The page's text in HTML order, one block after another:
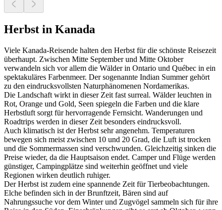
Herbst in Kanada
Viele Kanada-Reisende halten den Herbst für die schönste Reisezeit
überhaupt. Zwischen Mitte September und Mitte Oktober
verwandeln sich vor allem die Wälder in Ontario und Québec in ein
spektakuläres Farbenmeer. Der sogenannte Indian Summer gehört
zu den eindrucksvollsten Naturphänomenen Nordamerikas.
Die Landschaft wirkt in dieser Zeit fast surreal. Wälder leuchten in
Rot, Orange und Gold, Seen spiegeln die Farben und die klare
Herbstluft sorgt für hervorragende Fernsicht. Wanderungen und
Roadtrips werden in dieser Zeit besonders eindrucksvoll.
Auch klimatisch ist der Herbst sehr angenehm. Temperaturen
bewegen sich meist zwischen 10 und 20 Grad, die Luft ist trocken
und die Sommermassen sind verschwunden. Gleichzeitig sinken die
Preise wieder, da die Hauptsaison endet. Camper und Flüge werden
günstiger, Campingplätze sind weiterhin geöffnet und viele
Regionen wirken deutlich ruhiger.
Der Herbst ist zudem eine spannende Zeit für Tierbeobachtungen.
Elche befinden sich in der Brunftzeit, Bären sind auf
Nahrungssuche vor dem Winter und Zugvögel sammeln sich für ihre